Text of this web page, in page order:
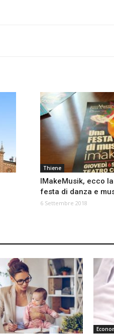
Thiene
IMakeMusik, ecco
festa di danza e
6 Settembre 2018